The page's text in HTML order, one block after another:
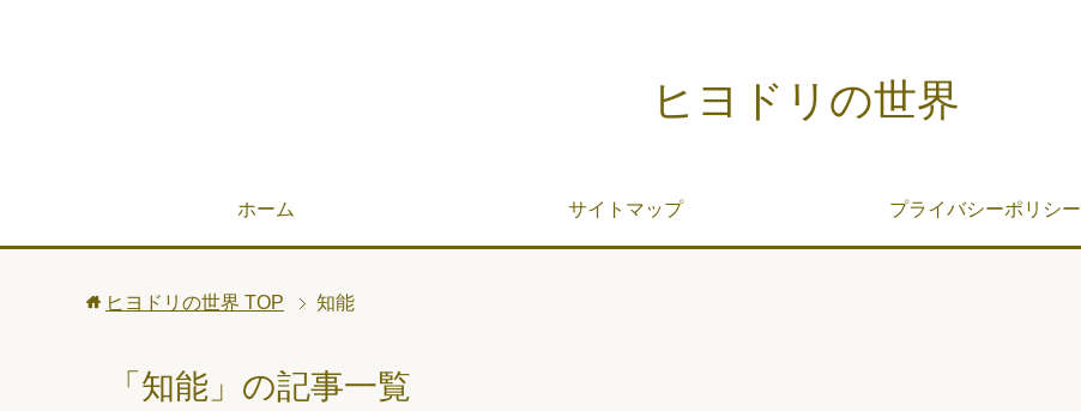
ヒヨドリの世界
ホーム サイトマップ プライバシーポリシー
ヒヨドリの世界 TOP 知能
「知能」の記事一覧